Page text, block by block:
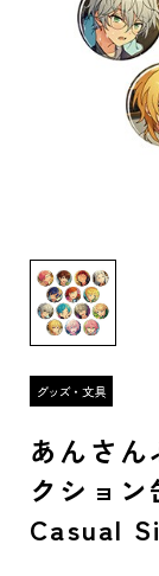
あんさ
クショ
Casual